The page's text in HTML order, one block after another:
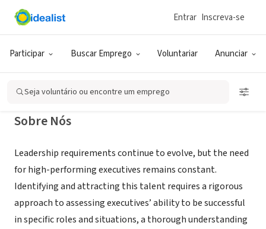
Participar Buscar Emprego Voluntariar Anunciar
Entrar Inscreva-se
Seja voluntário ou encontre um emprego
RECRUTADOR (AGÊNCIA DE EMPREGO)
Spencer Stuart
Sobre Nós
Leadership requirements continue to evolve, but the need
for high-performing executives remains constant.
Identifying and attracting this talent requires a rigorous
approach to assessing executives’ ability to be successful
in specific roles and situations, a thorough understanding